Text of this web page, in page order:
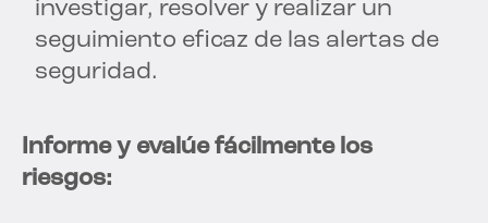
investigar, resolver y realizar un
seguimiento eficaz de las alertas de
seguridad.
Informe y evalúe fácilmente los
riesgos: